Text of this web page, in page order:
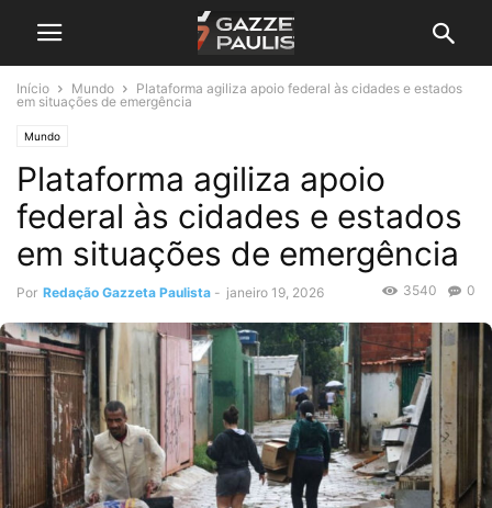
Início Mundo
Plataforma agiliza apoio federal às cidades e estados
em situações de emergência
Mundo
Plataforma agiliza apoio
federal às cidades e estados
em situações de emergência
Por Redação Gazzeta Paulista - janeiro 19, 2026 0
3540